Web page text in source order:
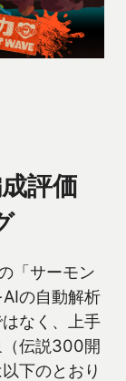
評価
「サーモン
の自動解析
なく、上手
（伝説300開
下のとおり